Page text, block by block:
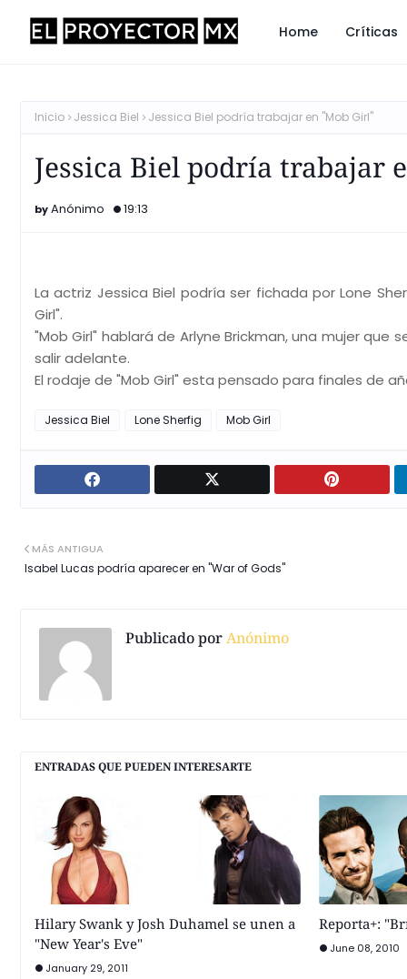
Home Críticas
Inicio Jessica Biel Jessica Biel podría trabajar en "Mob Girl"
Jessica Biel podría trabajar
Anónimo 19:13
La actriz Jessica Biel podría ser fichada por Lone
Girl".
"Mob Girl" hablará de Arlyne Brickman, una mujer
salir adelante.
El rodaje de "Mob Girl" esta pensado para finales de
Jessica Biel Lone Sherfig Mob Girl
MÁS ANTIGUA
Isabel Lucas podría aparecer en "War of Gods"
Publicado porAnónimo
ENTRADAS QUE PUEDEN INTERESARTE
Hilary Swank y Josh Duhamel se unen a
"New Year's Eve"
January 29, 2011
Reporta+:
June 08, 2010